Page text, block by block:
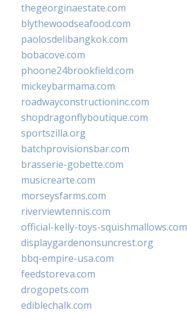
thegeorginaestate.com
blythewoodseafood.com
paolosdelibangkok.com
bobacove.com
phoone24brookfield.com
mickeybarmama.com
roadwayconstructioninc.com
shopdragonflyboutique.com
sportszilla.org
batchprovisionsbar.com
brasserie-gobette.com
musicrearte.com
morseysfarms.com
riverviewtennis.com
official-kelly-toys-squishmallows.com
displaygardenonsuncrest.org
bbq-empire-usa.com
feedstoreva.com
drogopets.com
ediblechalk.com